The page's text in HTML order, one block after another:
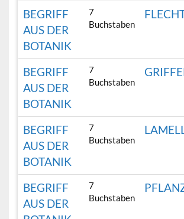
BEGRIFF
AUS DER
BOTANIK
7
Buchstaben
BEGRIFF
AUS DER
BOTANIK
7
Buchstaben
BEGRIFF
AUS DER
BOTANIK
7
Buchstaben
BEGRIFF
AUS DER
7
Buchstaben